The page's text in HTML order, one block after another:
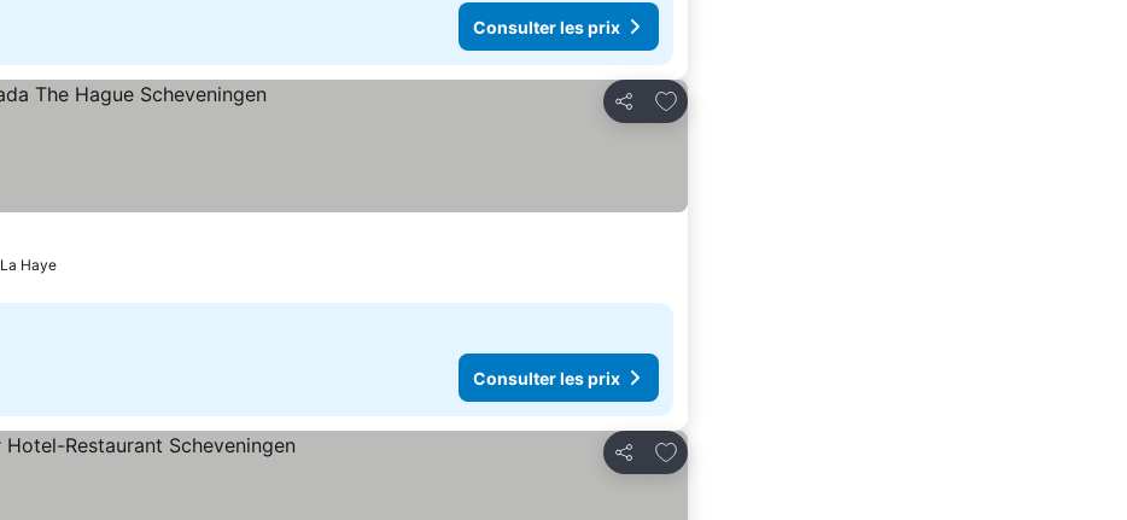
Consulter les prix
Partager
Ajouter à mes favoris
La Haye
Consulter les prix
Partager
Ajouter à mes favoris